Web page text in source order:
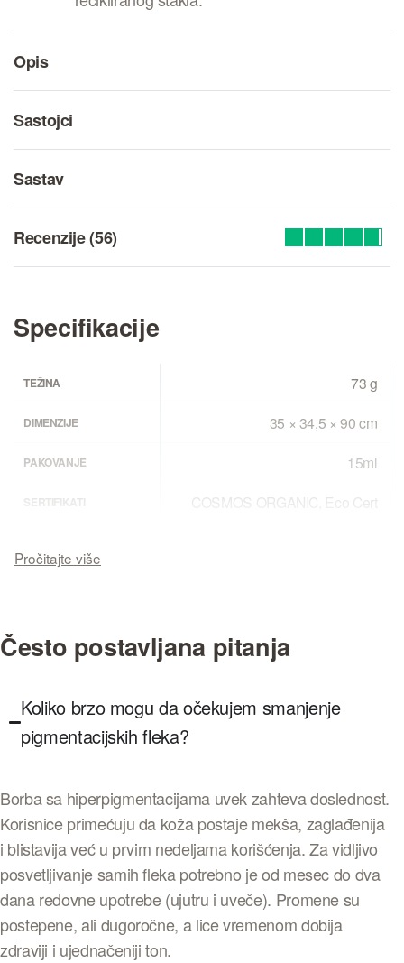
Opis
Sastojci
Sastav
Recenzije (56)
Specifikacije
TEŽINA 73 g
DIMENZIJE 35 × 34,5 × 90 cm
PAKOVANJE 15ml
SERTIFIKATI COSMOS ORGANIC, Eco Cert
BREND
Često postavljana pitanja
Koliko brzo mogu da očekujem smanjenje
pigmentacijskih fleka?
Borba sa hiperpigmentacijama uvek zahteva doslednost.
Korisnice primećuju da koža postaje mekša, zaglađenija
i blistavija već u prvim nedeljama korišćenja. Za vidljivo
posvetljivanje samih fleka potrebno je od mesec do dva
dana redovne upotrebe (ujutru i uveče). Promene su
postepene, ali dugoročne, a lice vremenom dobija
zdraviji i ujednačeniji ton.